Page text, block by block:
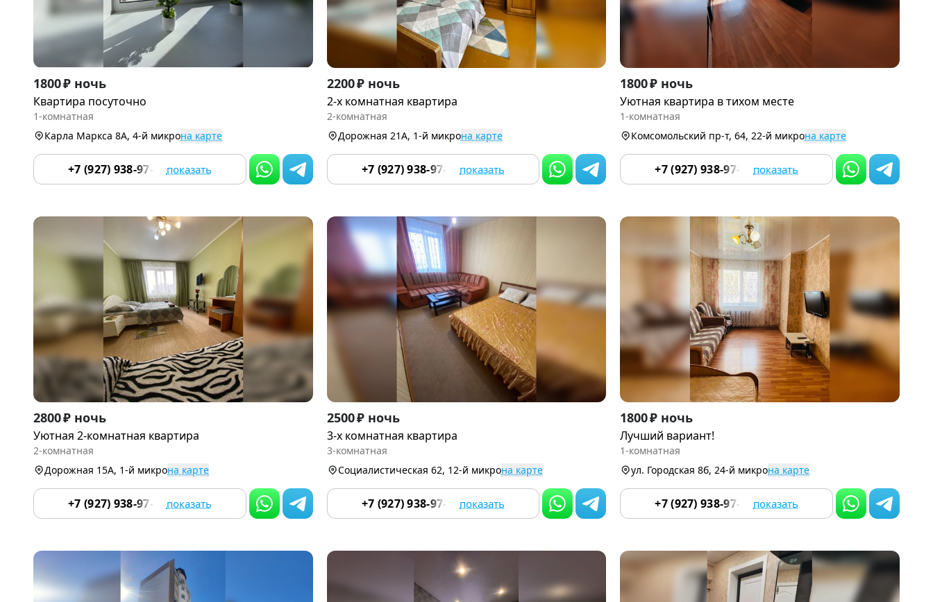
Item
1
of
1800 ₽ ночь
Квартира посуточно
1-комнатная
Карла Маркса 8А, 4-й микрона карте
+7 (927) 938-97-70 показать
Item
1
of
2200 ₽ ночь
2-х комнатная квартира
2-комнатная
Дорожная 21А, 1-й микрона карте
+7 (927) 938-97-70 показать
Item
1
of
1800 ₽ ночь
Уютная квартира в тихом месте
1-комнатная
Комсомольский пр-т, 64, 22-й микрона карте
+7 (927) 938-97-70 показать
Item
1
of
2800 ₽ ночь
Уютная 2-комнатная квартира
2-комнатная
Дорожная 15А, 1-й микрона карте
+7 (927) 938-97-70 показать
Item
1
of
2500 ₽ ночь
3-х кoмнатнaя квaртира
3-комнатная
Социалистическая 62, 12-й микрона карте
+7 (927) 938-97-70 показать
Item
1
of
1800 ₽ ночь
Лучший вариант!
1-комнатная
ул. Городская 8б, 24-й микрона карте
+7 (927) 938-97-70 показать